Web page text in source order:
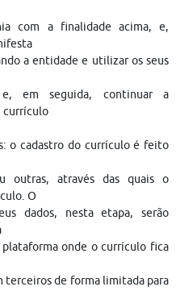
com a finalidade acima, e,
a entidade e utilizar os seus
e, em seguida, continuar a
currículo
o cadastro do currículo é feito
outras, através das quais o
O
dados, nesta etapa, serão
onde o currículo fica
terceiros de forma limitada para